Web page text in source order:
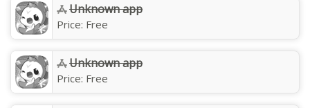
Unknown app
Price: Free
Unknown app
Price: Free